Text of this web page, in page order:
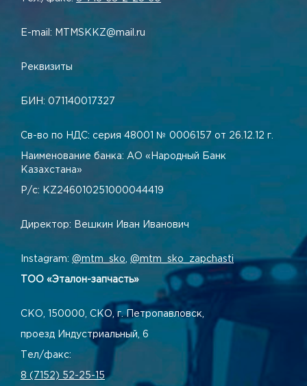
E-mail: MTMSKKZ@mail.ru
Реквизиты
БИН: 071140017327
Св-во по НДС: серия 48001 № 0006157 от 26.12.12 г.
Наименование банка: АО «Народный Банк
Казахстана»
Р/с: KZ246010251000044419
Директор: Вешкин Иван Иванович
Instagram: @mtm_sko @mtm_sko_zapchasti
ТОО «Эталон-запчасть»
СКО, 150000, СКО, г. Петропавловск,
проезд Индустриальный, 6
Тел/факс:
8 (7152) 52-25-15